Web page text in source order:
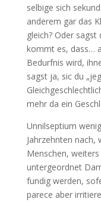
selbige sich
anderem gar das
gleich? Oder
kommt es, dass…
Bedurfnis wird,
sagst ja, sic du
mehr da ein
Unnilseptium
Jahrzehnten nach,
Menschen,
untergeordnet
fundig werden,
parece aber